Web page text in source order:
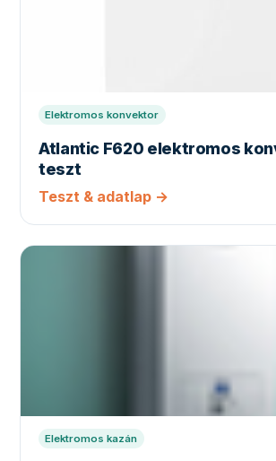
Elektromos konvektor
Atlantic F620 elektromos
teszt
Teszt & adatlap →
Elektromos kazán